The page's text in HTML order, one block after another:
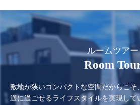
ルームツアー
Room
敷地が狭いコンパクトな空間だからこそ
適に過ごせるライフスタイルを実現して